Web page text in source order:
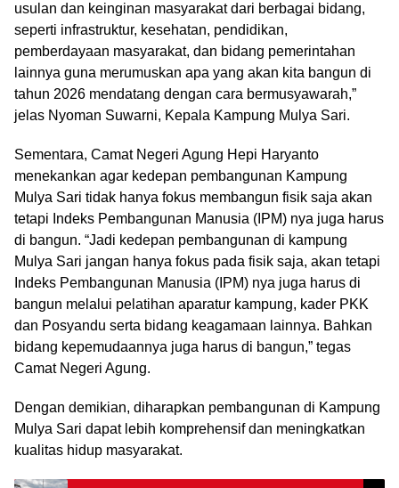
usulan dan keinginan masyarakat dari berbagai bidang,
seperti infrastruktur, kesehatan, pendidikan,
pemberdayaan masyarakat, dan bidang pemerintahan
lainnya guna merumuskan apa yang akan kita bangun di
tahun 2026 mendatang dengan cara bermusyawarah,”
jelas Nyoman Suwarni, Kepala Kampung Mulya Sari.
Sementara, Camat Negeri Agung Hepi Haryanto
menekankan agar kedepan pembangunan Kampung
Mulya Sari tidak hanya fokus membangun fisik saja akan
tetapi Indeks Pembangunan Manusia (IPM) nya juga harus
di bangun. “Jadi kedepan pembangunan di kampung
Mulya Sari jangan hanya fokus pada fisik saja, akan tetapi
Indeks Pembangunan Manusia (IPM) nya juga harus di
bangun melalui pelatihan aparatur kampung, kader PKK
dan Posyandu serta bidang keagamaan lainnya. Bahkan
bidang kepemudaannya juga harus di bangun,” tegas
Camat Negeri Agung.
Dengan demikian, diharapkan pembangunan di Kampung
Mulya Sari dapat lebih komprehensif dan meningkatkan
kualitas hidup masyarakat.